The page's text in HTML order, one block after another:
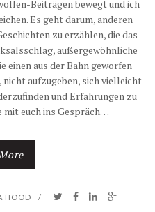
Beiträgen bewegt und ich
Es geht darum, anderen
zu erzählen, die das
außergewöhnliche
einen aus der Bahn geworfen
nicht aufzugeben, sich vielleicht
und Erfahrungen zu
mit euch ins Gespräch…
HOOD /